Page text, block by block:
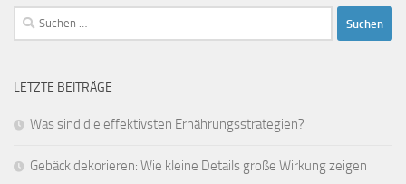
Suchen
nach:
LETZTE BEITRÄGE
Was sind die effektivsten Ernährungsstrategien?
Gebäck dekorieren: Wie kleine Details große Wirkung zeigen